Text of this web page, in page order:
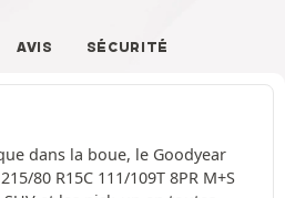
AVIS SÉCURITÉ
dans la boue, le Goodyear
80 R15C 111/109T 8PR M+S